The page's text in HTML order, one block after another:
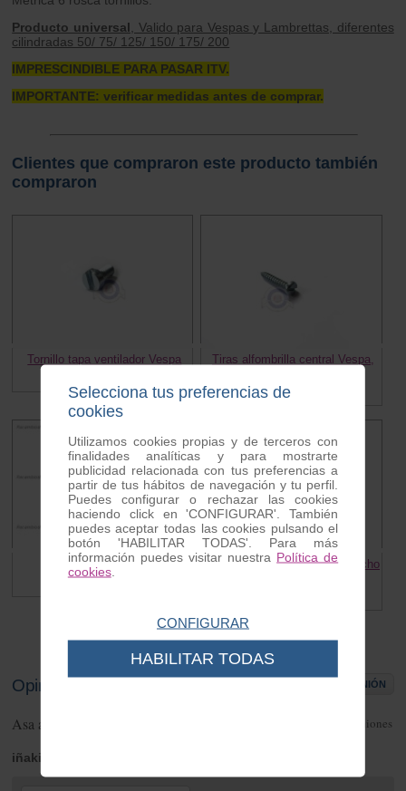
Producto universal , Valido para Vespas y Lambrettas, diferentes
cilindradas 50/ 75/ 125/ 150/ 175/ 200
IMPRESCINDIBLE PARA PASAR ITV.
IMPORTANTE: verificar medidas antes de comprar.
Clientes que compraron este producto también
compraron
Tornillo tapa ventilador Vespa
Tiras alfombrilla central Vespa,
0.20 €
Grapa letrero Vespa
0.15 €
Terminal Faston Redondo Macho
Opiniones de clientes ESCRIBIR OPINIÓN
Asa asiento 47cm Vespa/Lambretta opiniones
iñaki
Selecciona tus preferencias de
cookies
Utilizamos cookies propias y de terceros con
finalidades analíticas y para mostrarte
publicidad relacionada con tus preferencias a
partir de tus hábitos de navegación y tu perfil.
Puedes configurar o rechazar las cookies
haciendo click en 'CONFIGURAR'. También
puedes aceptar todas las cookies pulsando el
botón 'HABILITAR TODAS'. Para más
información puedes visitar nuestra Política de
cookies.
CONFIGURAR
HABILITAR TODAS